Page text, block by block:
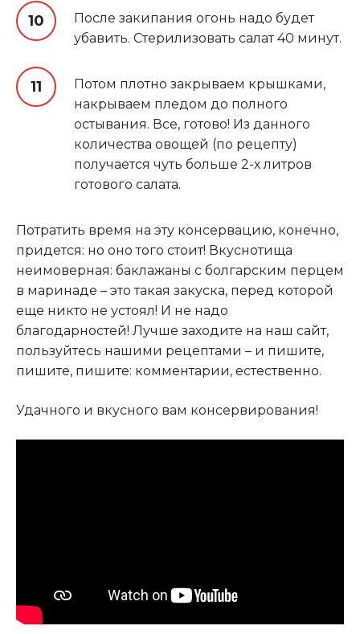
После закипания огонь надо будет
убавить. Стерилизовать салат 40 минут.
Потом плотно закрываем крышками,
накрываем пледом до полного
остывания. Все, готово! Из данного
количества овощей (по рецепту)
получается чуть больше 2-х литров
готового салата.
Потратить время на эту консервацию, конечно,
придется: но оно того стоит! Вкуснотища
неимоверная: баклажаны с болгарским перцем
в маринаде – это такая закуска, перед которой
еще никто не устоял! И не надо
благодарностей! Лучше заходите на наш сайт,
пользуйтесь нашими рецептами – и пишите,
пишите, пишите: комментарии, естественно.
Удачного и вкусного вам консервирования!